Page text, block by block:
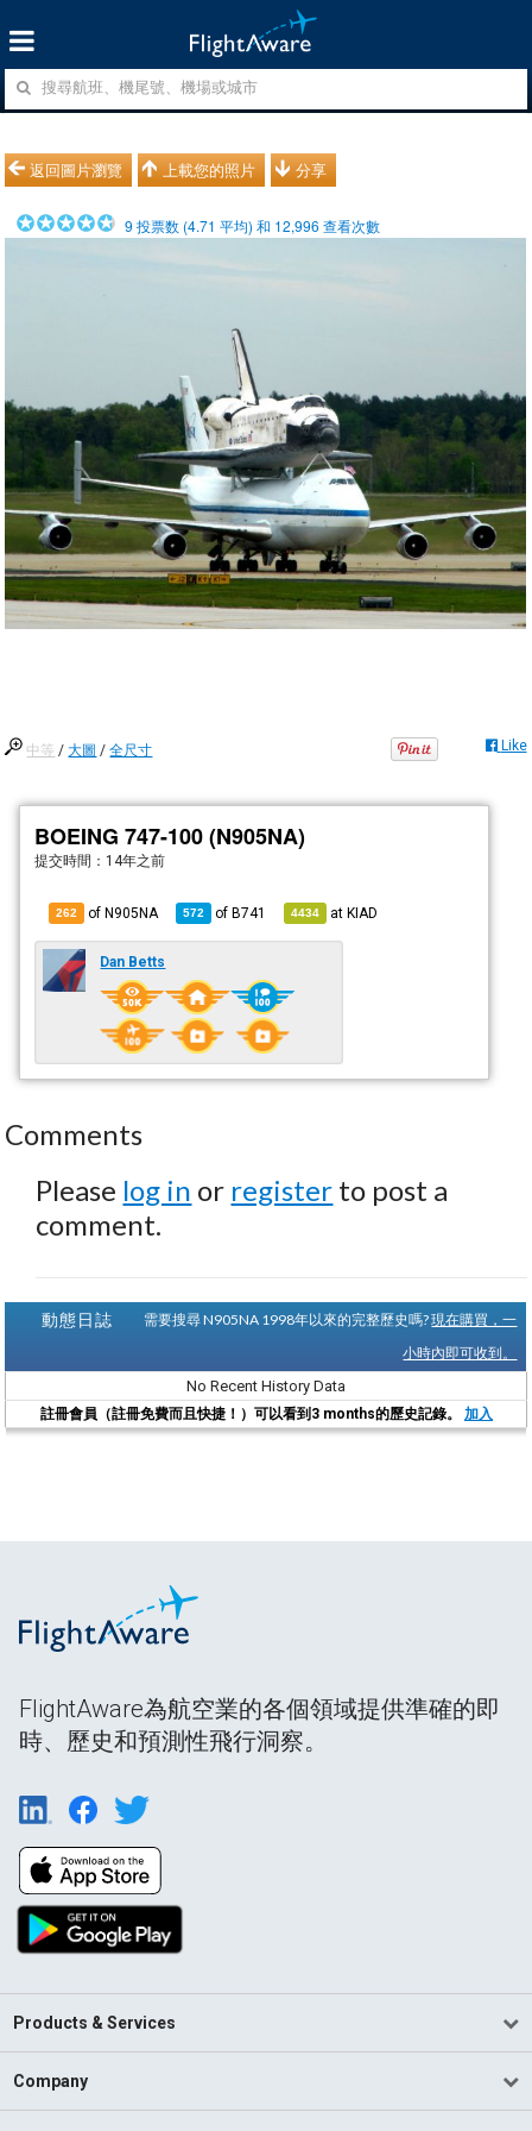
返回圖片瀏覽 上載您的照片 分享
9 投票数 (4.71 平均) 和 12,996 查看次數
中等 /大圖 /全尺寸 Like
BOEING 747-100 (N905NA)
提交時間： 14年之前
262 of N905NA 572 ofB741 4434 atKIAD
Dan Betts
Comments
Please log in or register to post a
comment.
動態日誌 需要搜尋 N905NA 1998年以來的完整歷史嗎?現在購買，一
小時內即可收到。
No Recent History Data
註冊會員（註冊免費而且快捷！）可以看到3 months的歷史記錄。 加入
FlightAware為航空業的各個領域提供準確的即
時、歷史和預測性飛行洞察。
Products & Services
Company